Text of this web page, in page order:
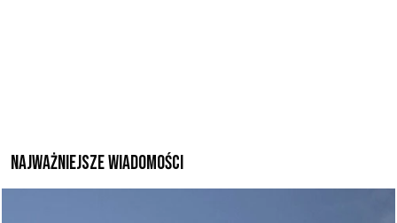
Najważniejsze wiadomości